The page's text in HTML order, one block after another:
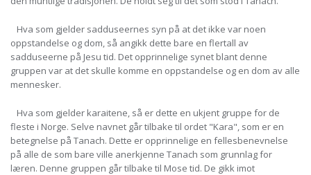
Hva som gjelder sadduseernes syn på at det ikke var noen
oppstandelse og dom, så angikk dette bare en flertall av
sadduseerne på Jesu tid. Det opprinnelige synet blant denne
gruppen var at det skulle komme en oppstandelse og en dom av alle
mennesker.
Hva som gjelder karaitene, så er dette en ukjent gruppe for de
fleste i Norge. Selve navnet går tilbake til ordet "Kara", som er en
betegnelse på Tanach. Dette er opprinnelige en fellesbenevnelse
på alle de som bare ville anerkjenne Tanach som grunnlag for
læren. Denne gruppen går tilbake til Mose tid. De gikk imot